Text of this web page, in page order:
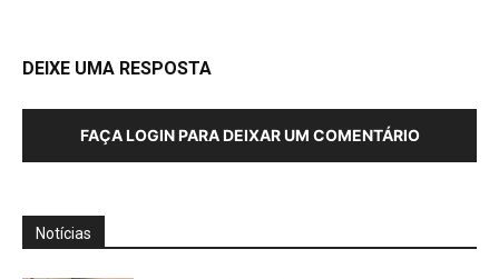
DEIXE UMA RESPOSTA
FAÇA LOGIN PARA DEIXAR UM COMENTÁRIO
Notícias